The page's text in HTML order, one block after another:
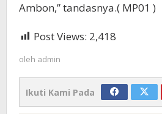
Ambon,” tandasnya.( MP01 )
Post Views: 2,418
oleh admin
Ikuti Kami Pada